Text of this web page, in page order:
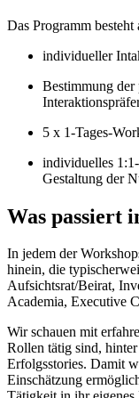
Das Programm besteht
individueller
Bestimmung
5 x 1-Tages-
individuelles
Gestaltung der
Was passiert
In jedem der
hinein, die
Aufsichtsrat/Beirat,
Academia, Executive
Wir schauen mit
Rollen tätig sind,
Erfolgsstories. Damit
Einschätzung